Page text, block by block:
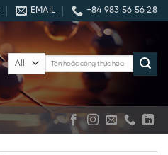
EMAIL +84 983 56 56 28
Tìm
kiếm: